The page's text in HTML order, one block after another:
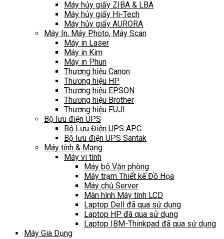
Máy hủy giấy ZIBA & LBA
Máy hủy giấy Hi-Tech
Máy hủy giấy AURORA
Máy In, Máy Photo, Máy Scan
Máy in Laser
Máy in Kim
Máy in Phun
Thương hiệu Canon
Thương hiệu HP
Thương hiệu EPSON
Thương hiệu Brother
Thương hiệu FUJI
Bộ lưu điện UPS
Bộ Lưu Điện UPS APC
Bộ lưu điện UPS Santak
Máy tính & Mạng
Máy vi tính
Máy bộ Văn phòng
Máy trạm Thiết kế Đồ Họa
Máy chủ Server
Màn hình Máy tính LCD
Laptop Dell đã qua sử dụng
Laptop HP đã qua sử dụng
Laptop IBM-Thinkpad đã qua sử dụng
Máy Gia Dụng